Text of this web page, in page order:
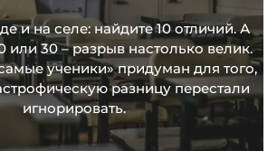
и на селе: найдите 10 отличий. А
или 30 – разрыв настолько велик.
ученики» придуман для того,
разницу перестали
игнорировать.